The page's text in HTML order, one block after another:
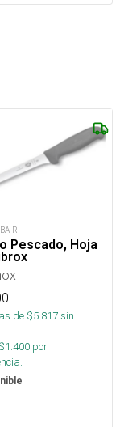
R
Pescado, Hoja
de $5.817sin
$1.400 por